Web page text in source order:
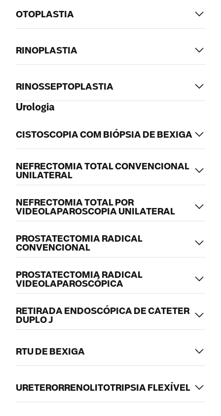
OTOPLASTIA
RINOPLASTIA
RINOSSEPTOPLASTIA
Urologia
CISTOSCOPIA COM BIÓPSIA DE BEXIGA
NEFRECTOMIA TOTAL CONVENCIONAL
UNILATERAL
NEFRECTOMIA TOTAL POR
VIDEOLAPAROSCOPIA UNILATERAL
PROSTATECTOMIA RADICAL
CONVENCIONAL
PROSTATECTOMIA RADICAL
VIDEOLAPAROSCÓPICA
RETIRADA ENDOSCÓPICA DE CATETER
DUPLO J
RTU DE BEXIGA
URETERORRENOLITOTRIPSIA FLEXÍVEL